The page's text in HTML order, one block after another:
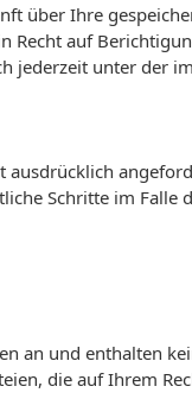
über Ihre
Recht auf
jederzeit unter der
Schritte im Falle
an und enthalten
die auf Ihrem